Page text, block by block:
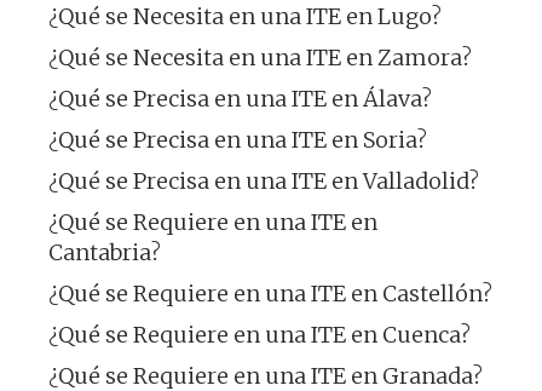
¿Qué se Necesita en una ITE en Lugo?
¿Qué se Necesita en una ITE en Zamora?
¿Qué se Precisa en una ITE en Álava?
¿Qué se Precisa en una ITE en Soria?
¿Qué se Precisa en una ITE en Valladolid?
¿Qué se Requiere en una ITE en
Cantabria?
¿Qué se Requiere en una ITE en Castellón?
¿Qué se Requiere en una ITE en Cuenca?
¿Qué se Requiere en una ITE en Granada?